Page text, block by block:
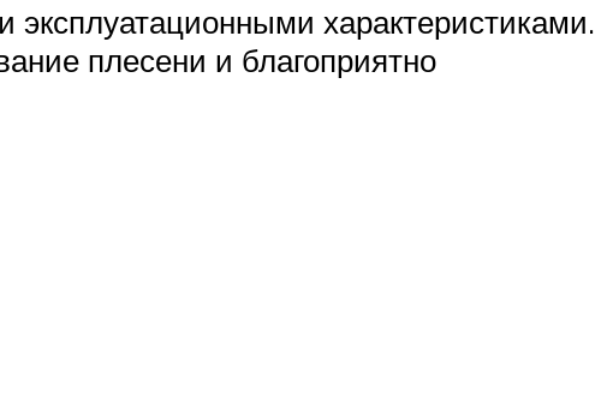
эксплуатационными характеристиками.
плесени и благоприятно